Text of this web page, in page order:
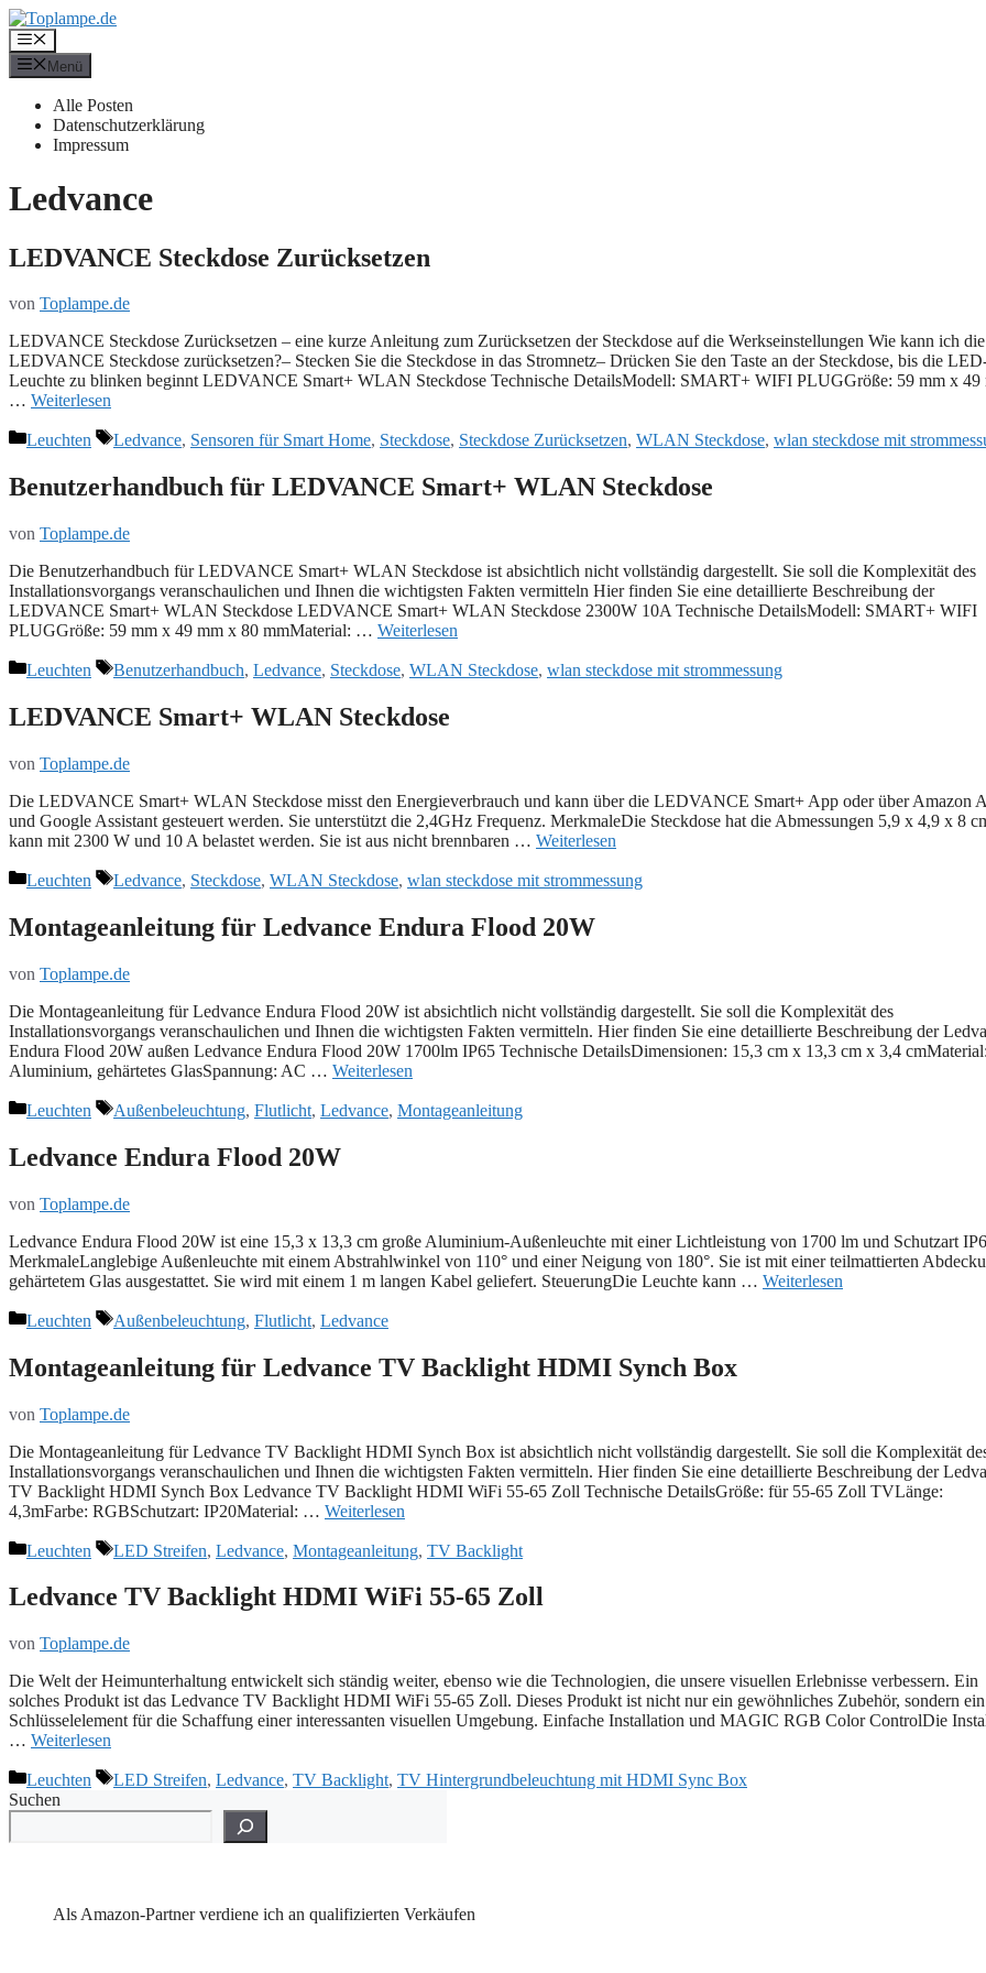
Zum
Inhalt
springen
Menü
Menü
Alle Posten
Datenschutzerklärung
Impressum
Ledvance
LEDVANCE Steckdose Zurücksetzen
von Toplampe.de
LEDVANCE Steckdose Zurücksetzen – eine kurze Anleitung zum Zurücksetzen der Steckdose auf die Werkseinstellungen Wie kann ich die
LEDVANCE Steckdose zurücksetzen?– Stecken Sie die Steckdose in das Stromnetz– Drücken Sie den Taste an der Steckdose, bis die
Leuchte zu blinken beginnt LEDVANCE Smart+ WLAN Steckdose Technische DetailsModell: SMART+ WIFI PLUGGröße: 59 mm x 49
… Weiterlesen
Kategorien
Leuchten Schlagwörter
Ledvance, Sensoren für Smart Home, Steckdose, Steckdose Zurücksetzen, WLAN Steckdose, wlan steckdose mit
Benutzerhandbuch für LEDVANCE Smart+ WLAN Steckdose
von Toplampe.de
Die Benutzerhandbuch für LEDVANCE Smart+ WLAN Steckdose ist absichtlich nicht vollständig dargestellt. Sie soll die Komplexität des
Installationsvorgangs veranschaulichen und Ihnen die wichtigsten Fakten vermitteln Hier finden Sie eine detaillierte Beschreibung der
LEDVANCE Smart+ WLAN Steckdose LEDVANCE Smart+ WLAN Steckdose 2300W 10A Technische DetailsModell: SMART+ WIFI
PLUGGröße: 59 mm x 49 mm x 80 mmMaterial: … Weiterlesen
Kategorien
Leuchten Schlagwörter
Benutzerhandbuch, Ledvance, Steckdose, WLAN Steckdose, wlan steckdose mit strommessung
LEDVANCE Smart+ WLAN Steckdose
von Toplampe.de
Die LEDVANCE Smart+ WLAN Steckdose misst den Energieverbrauch und kann über die LEDVANCE Smart+ App oder über Amazon
und Google Assistant gesteuert werden. Sie unterstützt die 2,4GHz Frequenz. MerkmaleDie Steckdose hat die Abmessungen 5,9 x 4,9 x 8
kann mit 2300 W und 10 A belastet werden. Sie ist aus nicht brennbaren … Weiterlesen
Kategorien
Leuchten Schlagwörter
Ledvance, Steckdose, WLAN Steckdose, wlan steckdose mit strommessung
Montageanleitung für Ledvance Endura Flood 20W
von Toplampe.de
Die Montageanleitung für Ledvance Endura Flood 20W ist absichtlich nicht vollständig dargestellt. Sie soll die Komplexität des
Installationsvorgangs veranschaulichen und Ihnen die wichtigsten Fakten vermitteln. Hier finden Sie eine detaillierte Beschreibung der
Endura Flood 20W außen Ledvance Endura Flood 20W 1700lm IP65 Technische DetailsDimensionen: 15,3 cm x 13,3 cm x 3,4 cmMaterial:
‎Aluminium, gehärtetes GlasSpannung: AC … Weiterlesen
Kategorien
Leuchten Schlagwörter
Außenbeleuchtung, Flutlicht, Ledvance, Montageanleitung
Ledvance Endura Flood 20W
von Toplampe.de
Ledvance Endura Flood 20W ist eine 15,3 x 13,3 cm große Aluminium-Außenleuchte mit einer Lichtleistung von 1700 lm und Schutzart
MerkmaleLanglebige Außenleuchte mit einem Abstrahlwinkel von 110° und einer Neigung von 180°. Sie ist mit einer teilmattierten
gehärtetem Glas ausgestattet. Sie wird mit einem 1 m langen Kabel geliefert. SteuerungDie Leuchte kann … Weiterlesen
Kategorien
Leuchten Schlagwörter
Außenbeleuchtung, Flutlicht, Ledvance
Montageanleitung für Ledvance TV Backlight HDMI Synch Box
von Toplampe.de
Die Montageanleitung für Ledvance TV Backlight HDMI Synch Box ist absichtlich nicht vollständig dargestellt. Sie soll die Komplexität
Installationsvorgangs veranschaulichen und Ihnen die wichtigsten Fakten vermitteln. Hier finden Sie eine detaillierte Beschreibung der
TV Backlight HDMI Synch Box Ledvance TV Backlight HDMI WiFi 55-65 Zoll Technische DetailsGröße: für 55-65 Zoll TVLänge:
4,3mFarbe: RGBSchutzart: IP20Material: … Weiterlesen
Kategorien
Leuchten Schlagwörter
LED Streifen, Ledvance, Montageanleitung, TV Backlight
Ledvance TV Backlight HDMI WiFi 55-65 Zoll
von Toplampe.de
Die Welt der Heimunterhaltung entwickelt sich ständig weiter, ebenso wie die Technologien, die unsere visuellen Erlebnisse verbessern. Ein
solches Produkt ist das Ledvance TV Backlight HDMI WiFi 55-65 Zoll. Dieses Produkt ist nicht nur ein gewöhnliches Zubehör, sondern ein
Schlüsselelement für die Schaffung einer interessanten visuellen Umgebung. Einfache Installation und MAGIC RGB Color ControlDie
… Weiterlesen
Kategorien
Leuchten Schlagwörter
LED Streifen, Ledvance, TV Backlight, TV Hintergrundbeleuchtung mit HDMI Sync Box
Suchen
Als Amazon-Partner verdiene ich an qualifizierten Verkäufen